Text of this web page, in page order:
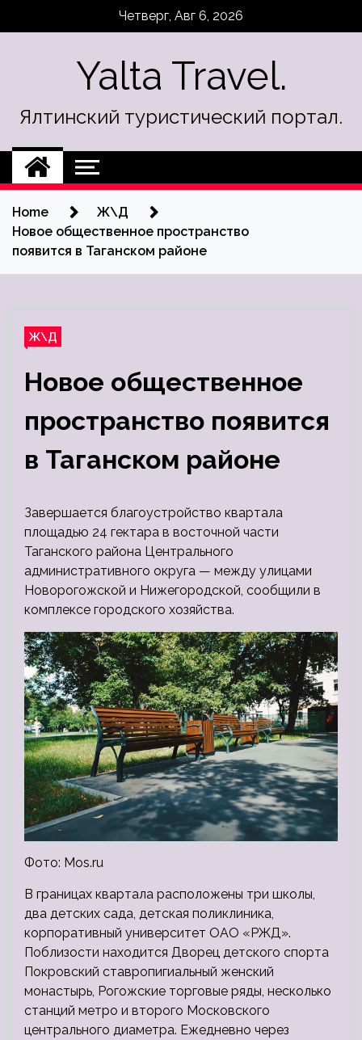
Четверг, Авг 6, 2026
Yalta Travel.
Ялтинский туристический портал.
Home
Ж\Д
Новое общественное пространство
появится в Таганском районе
Ж\Д
Новое общественное
пространство появится
в Таганском районе
Завершается благоустройство квартала
площадью 24 гектара в восточной части
Таганского района Центрального
административного округа — между улицами
Новорогожской и Нижегородской, сообщили в
комплексе городского хозяйства.
Фото: Mos.ru
В границах квартала расположены три школы,
два детских сада, детская поликлиника,
корпоративный университет ОАО «РЖД».
Поблизости находится Дворец детского спорта
Покровский ставропигиальный женский
монастырь, Рогожские торговые ряды, несколько
станций метро и второго Московского
центрального диаметра. Ежедневно через